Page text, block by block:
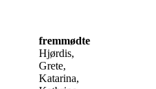
fremmødte
Hjørdis,
Grete,
Katarina,